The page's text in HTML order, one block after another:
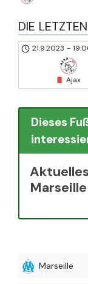
DIE
21.9.2023 -
Ajax
Dieses
Marseille